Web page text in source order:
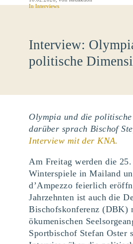
InInterviews
Interview:
politische
Olympia und die
darüber sprach Bischof
Interview mit der KNA.
Am Freitag werden die
Winterspiele in Mailand
d’Ampezzo feierlich
Jahrzehnten ist auch die
Bischofskonferenz (DBK)
ökumenischen
Sportbischof Stefan Oster